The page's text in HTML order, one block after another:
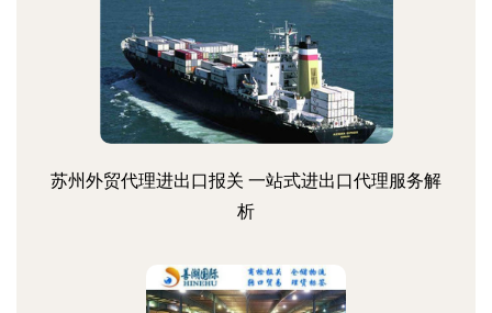
苏州外贸代理进出口报关 一站式进出口代理服务解
析